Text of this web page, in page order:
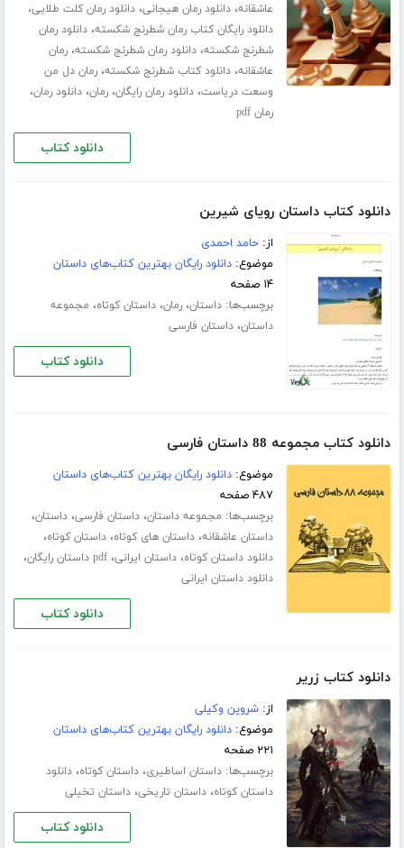
عاشقانه،دانلود رمان هیجانی،دانلود رمان کلت طلایی،
دانلود رایگان کتاب رمان شطرنج شکسته،دانلود رمان
شطرنج شکسته،دانلود رمان شطرنج شکسته،رمان
عاشقانه،دانلود کتاب شطرنج شکسته،رمان دل من
وسعت دریاست،دانلود رمان رایگان،رمان،دانلود رمان،
رمان pdf
دانلود کتاب
دانلود کتاب داستان رویای شیرین
از:حامد احمدی
موضوع:دانلود رایگان بهترین کتاب‌های داستان
۱۴ صفحه
برچسب‌ها:داستان،رمان،داستان کوتاه، مجموعه
داستان،داستان فارسی
دانلود کتاب
دانلود کتاب مجموعه 88 داستان فارسی
موضوع:دانلود رایگان بهترین کتاب‌های داستان
۴۸۷ صفحه
برچسب‌ها: مجموعه داستان،داستان فارسی،داستان،
داستان عاشقانه،داستان های کوتاه،داستان کوتاه،
دانلود داستان کوتاه،داستان ایرانی،pdf داستان رایگان ،
دانلود داستان ایرانی
دانلود کتاب
دانلود کتاب زریر
از:شروین وکیلی
موضوع:دانلود رایگان بهترین کتاب‌های داستان
۲۲۱ صفحه
برچسب‌ها:داستان اساطیری،داستان کوتاه،دانلود
داستان کوتاه،داستان تاریخی،داستان تخیلی
دانلود کتاب